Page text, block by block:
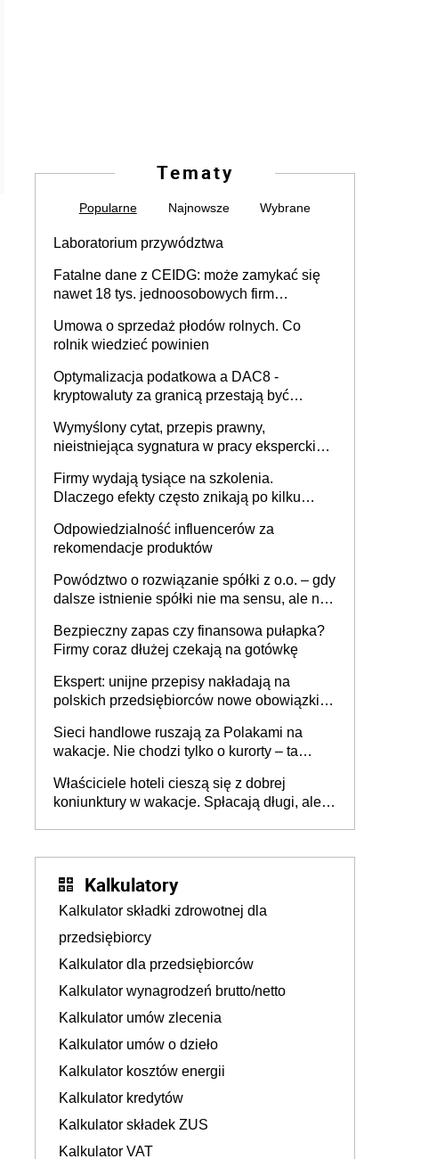
Tematy
Popularne Najnowsze Wybrane
Laboratorium przywództwa
Fatalne dane z CEIDG: może zamykać się
nawet 18 tys. jednoosobowych firm
Umowa o sprzedaż płodów rolnych. Co
rolnik wiedzieć powinien
Optymalizacja podatkowa a DAC8 -
kryptowaluty za granicą przestają być
Wymyślony cytat, przepis prawny,
nieistniejąca sygnatura w pracy eksperckiej -
firmie
Firmy wydają tysiące na szkolenia.
Dlaczego efekty często znikają po kilku
Odpowiedzialność influencerów za
rekomendacje produktów
Powództwo o rozwiązanie spółki z o.o. – gdy
dalsze istnienie spółki nie ma sensu, ale nie
Bezpieczny zapas czy finansowa pułapka?
Firmy coraz dłużej czekają na gotówkę
Ekspert: unijne przepisy nakładają na
polskich przedsiębiorców nowe obowiązki w
Sieci handlowe ruszają za Polakami na
wakacje. Nie chodzi tylko o kurorty – ta
tam, gdzie wielu spędzi urlop po cichu
Właściciele hoteli cieszą się z dobrej
koniunktury w wakacje. Spłacają długi, ale
Kalkulatory
Kalkulator składki zdrowotnej dla
przedsiębiorcy
Kalkulator dla przedsiębiorców
Kalkulator wynagrodzeń brutto/netto
Kalkulator umów zlecenia
Kalkulator umów o dzieło
Kalkulator kosztów energii
Kalkulator kredytów
Kalkulator składek ZUS
Kalkulator VAT